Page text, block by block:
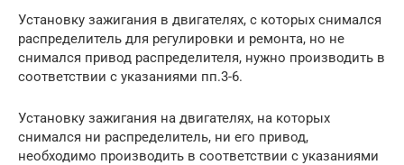
Установку зажигания в двигателях, с которых снимался
распределитель для регулировки и ремонта, но не
снимался привод распределителя, нужно производить в
соответствии с указаниями пп.3-6.
Установку зажигания на двигателях, на которых
снимался ни распределитель, ни его привод,
необходимо производить в соответствии с указаниями